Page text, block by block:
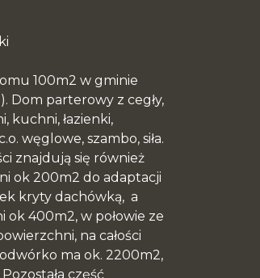
100m2 w gminie
Dom parterowy z cegły,
kuchni, łazienki,
węglowe, szambo, siła.
znajdują się również
ok 200m2 do adaptacji
kryty dachówką, a
ok 400m2, w połowie ze
na całości
ma ok. 2200m2,
część